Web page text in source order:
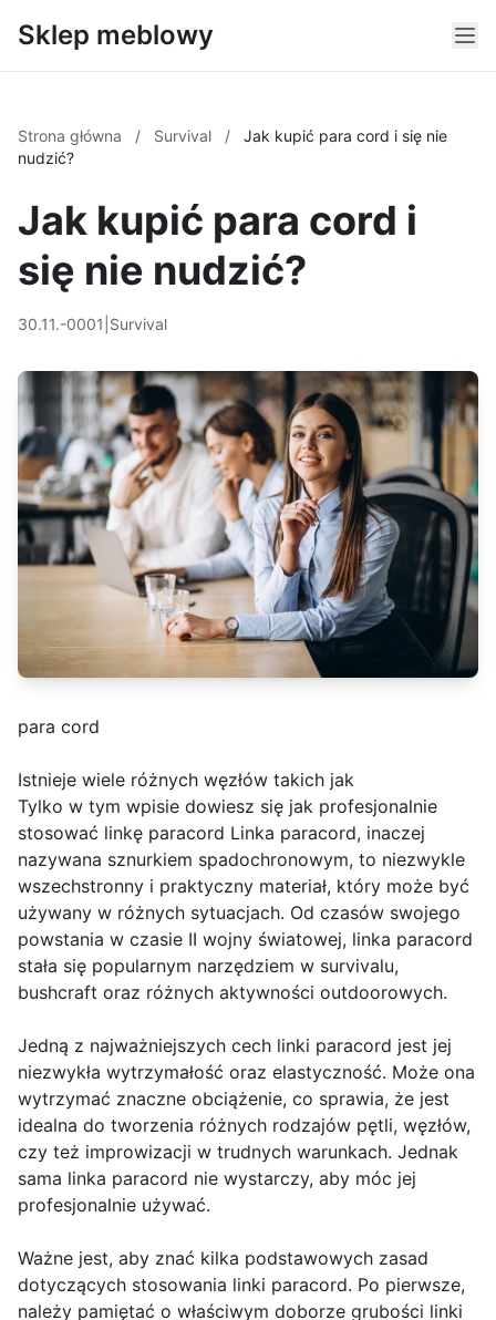
Sklep meblowy
Strona główna / Survival /
Jak kupić para cord i się nie
nudzić?
Jak kupić para cord i
się nie nudzić?
30.11.-0001 Survival
para cord
Istnieje wiele różnych węzłów takich jak
Tylko w tym wpisie dowiesz się jak profesjonalnie
stosować linkę paracord Linka paracord, inaczej
nazywana sznurkiem spadochronowym, to niezwykle
wszechstronny i praktyczny materiał, który może być
używany w różnych sytuacjach. Od czasów swojego
powstania w czasie II wojny światowej, linka paracord
stała się popularnym narzędziem w survivalu,
bushcraft oraz różnych aktywności outdoorowych.
Jedną z najważniejszych cech linki paracord jest jej
niezwykła wytrzymałość oraz elastyczność. Może ona
wytrzymać znaczne obciążenie, co sprawia, że jest
idealna do tworzenia różnych rodzajów pętli, węzłów,
czy też improwizacji w trudnych warunkach. Jednak
sama linka paracord nie wystarczy, aby móc jej
profesjonalnie używać.
Ważne jest, aby znać kilka podstawowych zasad
dotyczących stosowania linki paracord. Po pierwsze,
należy pamiętać o właściwym doborze grubości linki